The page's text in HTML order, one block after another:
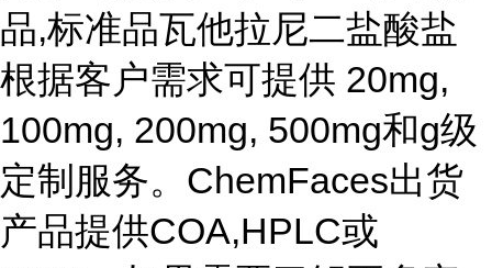
品,标准品瓦他拉尼二盐酸盐
根据客户需求可提供 20mg,
100mg, 200mg, 500mg和g级
定制服务。ChemFaces出货
产品提供COA,HPLC或